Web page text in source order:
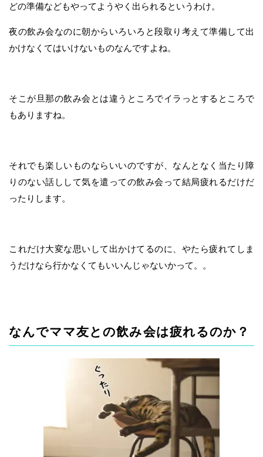
どの準備などもやってようやく出られるというわけ。
夜の飲み会なのに朝からいろいろと段取り考えて準備して出
かけなくてはいけないものなんですよね。
そこが旦那の飲み会とは違うところでイラっとするところで
もありますね。
それでも楽しいものならいいのですが、なんとなく当たり障
りのない話しして気を遣っての飲み会って結局疲れるだけだ
ったりします。
これだけ大変な思いして出かけてるのに、やたら疲れてしま
うだけなら行かなくてもいいんじゃないかって。。
なんでママ友との飲み会は疲れるのか？